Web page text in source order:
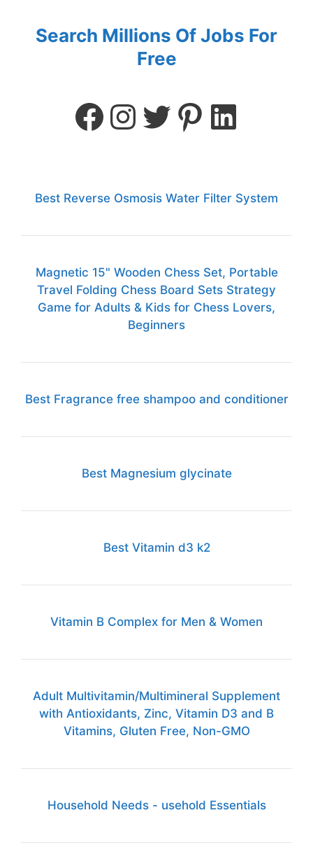
Search Millions Of Jobs For
Free
Best Reverse Osmosis Water Filter System
Magnetic 15" Wooden Chess Set, Portable
Travel Folding Chess Board Sets Strategy
Game for Adults & Kids for Chess Lovers,
Beginners
Best Fragrance free shampoo and conditioner
Best Magnesium glycinate
Best Vitamin d3 k2
Vitamin B Complex for Men & Women
Adult Multivitamin/Multimineral Supplement
with Antioxidants, Zinc, Vitamin D3 and B
Vitamins, Gluten Free, Non-GMO
Household Needs - usehold Essentials